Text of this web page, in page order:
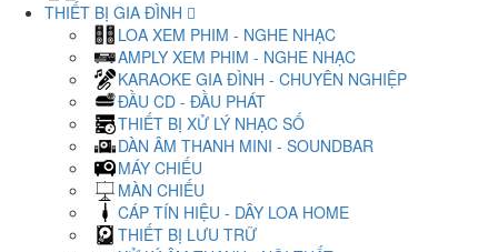
THIẾT BỊ GIA ĐÌNH
LOA XEM PHIM - NGHE NHẠC
AMPLY XEM PHIM - NGHE NHẠC
KARAOKE GIA ĐÌNH - CHUYÊN NGHIỆP
ĐẦU CD - ĐẦU PHÁT
THIẾT BỊ XỬ LÝ NHẠC SỐ
DÀN ÂM THANH MINI - SOUNDBAR
MÁY CHIẾU
MÀN CHIẾU
CÁP TÍN HIỆU - DÂY LOA HOME
THIẾT BỊ LƯU TRỮ